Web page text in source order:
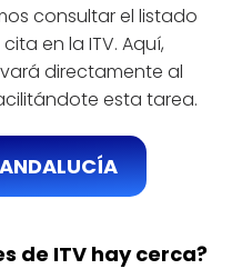
consultar el listado
en la ITV. Aquí,
directamente al
esta tarea.
de ITV hay cerca?